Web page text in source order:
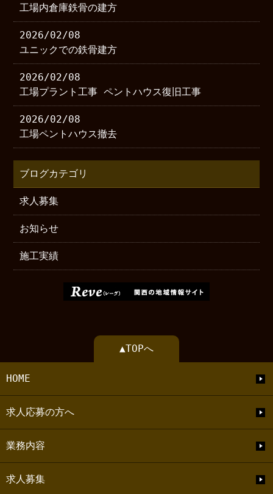
工場内倉庫鉄骨の建方
2026/02/08
ユニックでの鉄骨建方
2026/02/08
工場プラント工事 ペントハウス復旧工事
2026/02/08
工場ペントハウス撤去
ブログカテゴリ
求人募集
お知らせ
施工実績
▲TOPへ
HOME
求人応募の方へ
業務内容
求人募集